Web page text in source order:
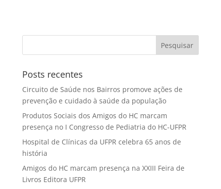
Posts recentes
Circuito de Saúde nos Bairros promove ações de
prevenção e cuidado à saúde da população
Produtos Sociais dos Amigos do HC marcam
presença no I Congresso de Pediatria do HC-UFPR
Hospital de Clínicas da UFPR celebra 65 anos de
história
Amigos do HC marcam presença na XXIII Feira de
Livros Editora UFPR